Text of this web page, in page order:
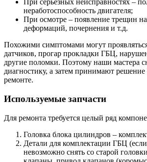
При серьезных неисправностях –
неработоспособность двигателя;
При осмотре – появление трещин
деформаций, почернения и т.д.
Похожими симптомами могут
датчиков, прогар прокладки ГБЦ,
другие поломки. Поэтому наши мастера
диагностику, а затем принимают
ремонте.
Используемые запчасти
Для ремонта требуется целый ряд
Головка блока цилиндров –
Детали для комплектации ГБЦ (если
невозможно снять со старой